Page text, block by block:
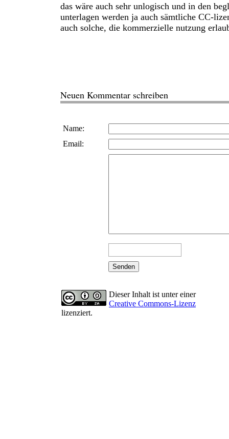
das wäre auch sehr unlogisch und in den
unterlagen werden ja auch sämtliche CC-
auch solche, die kommerzielle nutzung
Neuen Kommentar schreiben
Name:
Email:
Dieser Inhalt ist unter einer
Creative Commons-Lizenz
lizenziert.